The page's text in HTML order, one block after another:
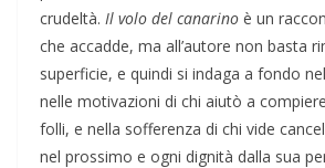
crudeltà. Il volo del canarino è un
che accadde, ma all’autore non basta
superficie, e quindi si indaga a fondo
nelle motivazioni di chi aiutò a
folli, e nella sofferenza di chi vide
nel prossimo e ogni dignità dalla sua